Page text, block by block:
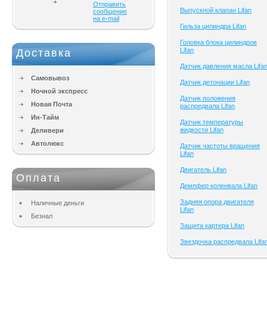
Отправить
сообщение
на e-mail
Доставка
Самовывоз
Ночной экспресс
Новая Почта
Ин-Тайм
Деливери
Автолюкс
Оплата
Наличные деньги
Безнал
Выпускной клапан Lifan
Гильза цилиндра Lifan
Головка блока цилиндров
Lifan
Датчик давления масла Lifan
Датчик детонации Lifan
Датчик положения
распредвала Lifan
Датчик температуры
жидкости Lifan
Датчик частоты вращения
Lifan
Двигатель Lifan
Демпфер коленвала Lifan
Задняя опора двигателя
Lifan
Защита картера Lifan
Звездочка распредвала